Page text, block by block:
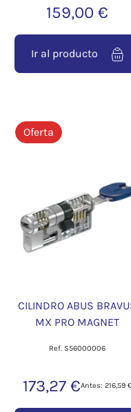
159,00 €
Ir al producto
Oferta
CILINDRO ABUS
MX PRO MAGNET
Ref. S56000006
173,27 €Antes: 216,59